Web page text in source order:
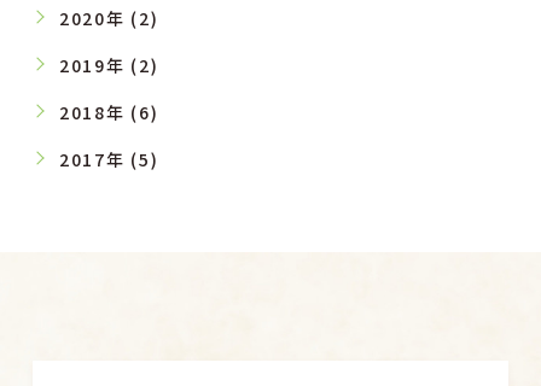
2020年 (2)
2019年 (2)
2018年 (6)
2017年 (5)